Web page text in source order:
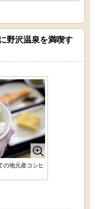
野沢温泉を満喫す
の地元産コシヒ